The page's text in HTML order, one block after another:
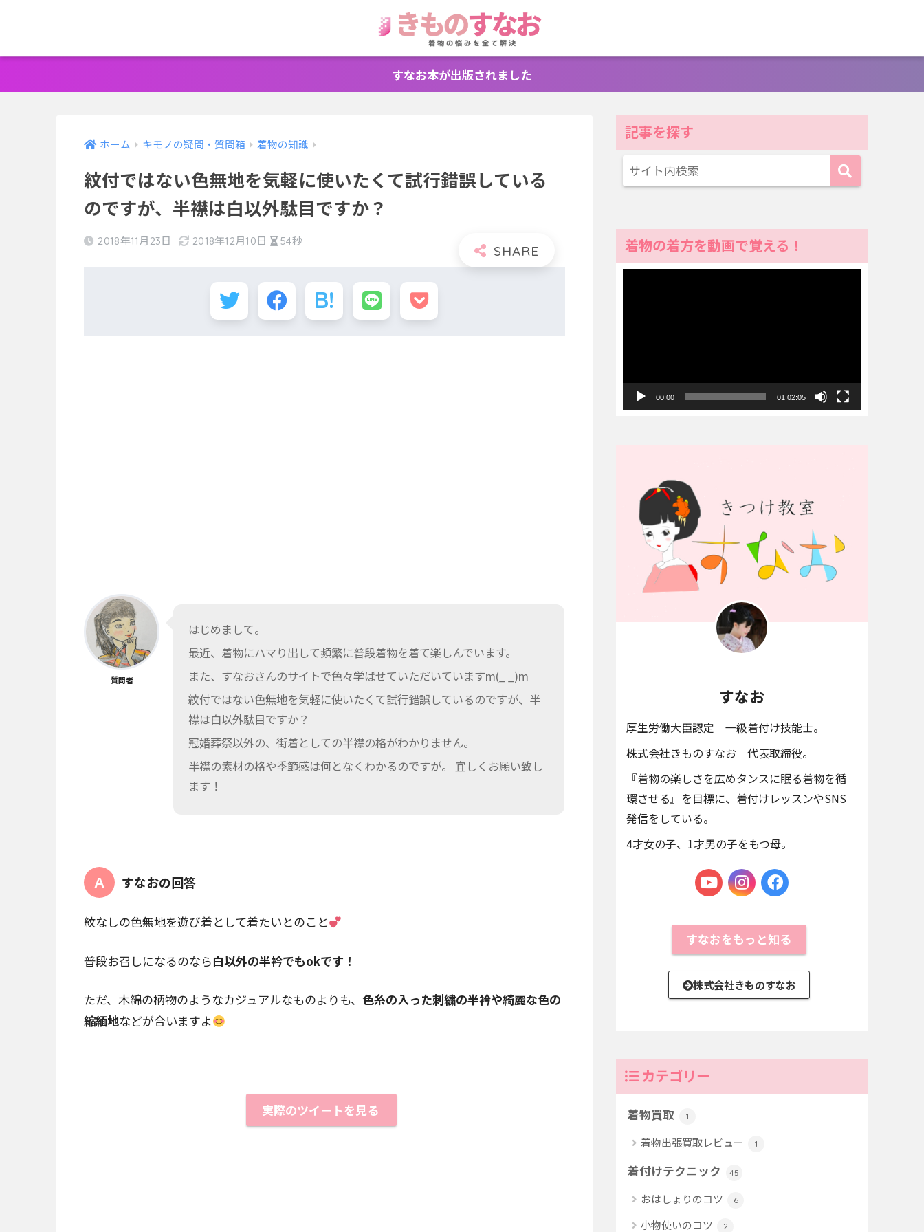
すなお本が出版されました
ホーム キモノの疑問・質問箱 着物の知識
紋付ではない色無地を気軽に使いたくて試行錯誤している
のですが、半襟は白以外駄目ですか？
2018年11月23日 2018年12月10日 54秒
質問者
はじめまして。
最近、着物にハマり出して頻繁に普段着物を着て楽しんでいます。
また、すなおさんのサイトで色々学ばせていただいていますm(_ _)m
紋付ではない色無地を気軽に使いたくて試行錯誤しているのですが、半
襟は白以外駄目ですか？
冠婚葬祭以外の、街着としての半襟の格がわかりません。
半襟の素材の格や季節感は何となくわかるのですが。 宜しくお願い致し
ます！
すなおの回答
紋なしの色無地を遊び着として着たいとのこと
普段お召しになるのなら白以外の半衿でもokです！
ただ、木綿の柄物のようなカジュアルなものよりも、 色糸の入った刺繍の半衿や綺麗な色の
縮緬地などが合いますよ
実際のツイートを見る
記事を探す
着物の着方を動画で覚える！
ヤ
00:00 01:02:05
すなお
厚生労働大臣認定 一級着付け技能士。
株式会社きものすなお 代表取締役。
『着物の楽しさを広めタンスに眠る着物を循
環させる』を目標に、着付けレッスンやSNS
発信をしている。
4才女の子、1才男の子をもつ母。
すなおをもっと知る
株式会社きものすなお
カテゴリー
着物買取 1
着物出張買取レビュー 1
着付けテクニック 45
おはしょりのコツ 6
小物使いのコツ 2